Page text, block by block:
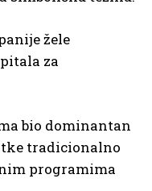
žele
za
bio dominantan
tradicionalno
programima